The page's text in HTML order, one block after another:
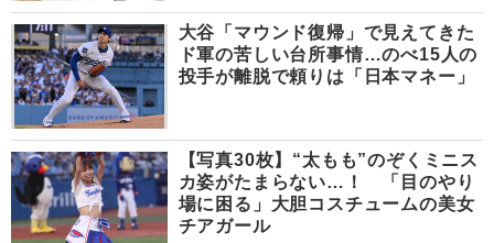
大谷「マウンド復帰」で見えてきた
ド軍の苦しい台所事情…のべ15人の
投手が離脱で頼りは「日本マネー」
【写真30枚】“太もも”のぞくミニス
カ姿がたまらない…！ 「目のやり
場に困る」大胆コスチュームの美女
チアガール